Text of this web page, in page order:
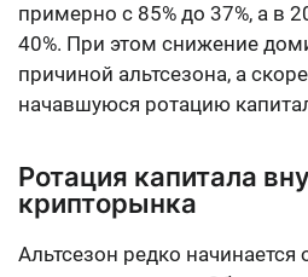
примерно с 85% до 37%, а в
40%. При этом снижение
причиной альтсезона, а
начавшуюся ротацию
Ротация капитала
крипторынка
Альтсезон редко